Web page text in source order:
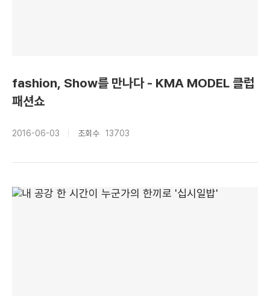
fashion, Show를 만나다 - KMA MODEL 클럽
패션쇼
2016-06-03 조회수 13703